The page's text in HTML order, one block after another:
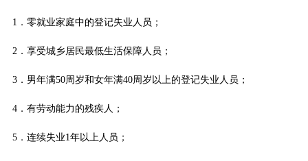
1．零就业家庭中的登记失业人员；
2．享受城乡居民最低生活保障人员；
3．男年满50周岁和女年满40周岁以上的登记失业人员；
4．有劳动能力的残疾人；
5．连续失业1年以上人员；